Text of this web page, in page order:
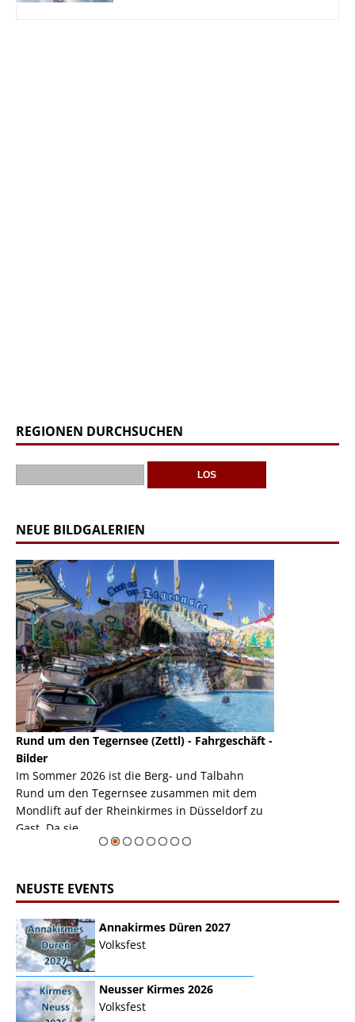
REGIONEN DURCHSUCHEN
NEUE BILDGALERIEN
Rund um den Tegernsee (Zettl) - Fahrgeschäft -
Bilder
Im Sommer 2026 ist die Berg- und Talbahn
Rund um den Tegernsee zusammen mit dem
Mondlift auf der Rheinkirmes in Düsseldorf zu
Gast. Da sie ...
NEUSTE EVENTS
Annakirmes Düren 2027
Volksfest
Neusser Kirmes 2026
Volksfest